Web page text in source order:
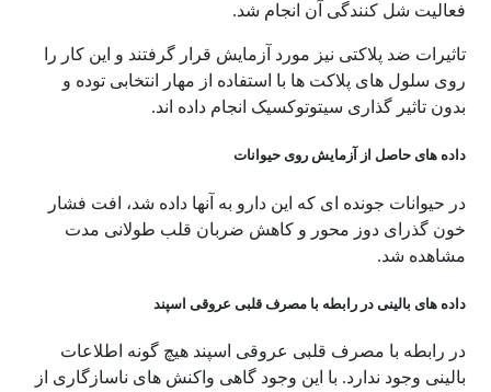
فعالیت شل کنندگی آن انجام شد.
تاثیرات ضد پلاکتی نیز مورد آزمایش قرار گرفتند و این کار را
روی سلول های پلاکت ها با استفاده از مهار انتخابی توده و
بدون تاثیر گذاری سیتوتوکسیک انجام داده اند.
داده های حاصل از آزمایش روی حیوانات
در حیوانات جونده ای که این دارو به آنها داده شد، افت فشار
خون گذرای دوز محور و کاهش ضربان قلب طولانی مدت
مشاهده شد.
داده های بالینی در رابطه با مصرف قلبی عروقی اسپند
در رابطه با مصرف قلبی عروقی اسپند هیچ گونه اطلاعات
بالینی وجود ندارد. با این وجود گاهی واکنش های ناسازگاری از